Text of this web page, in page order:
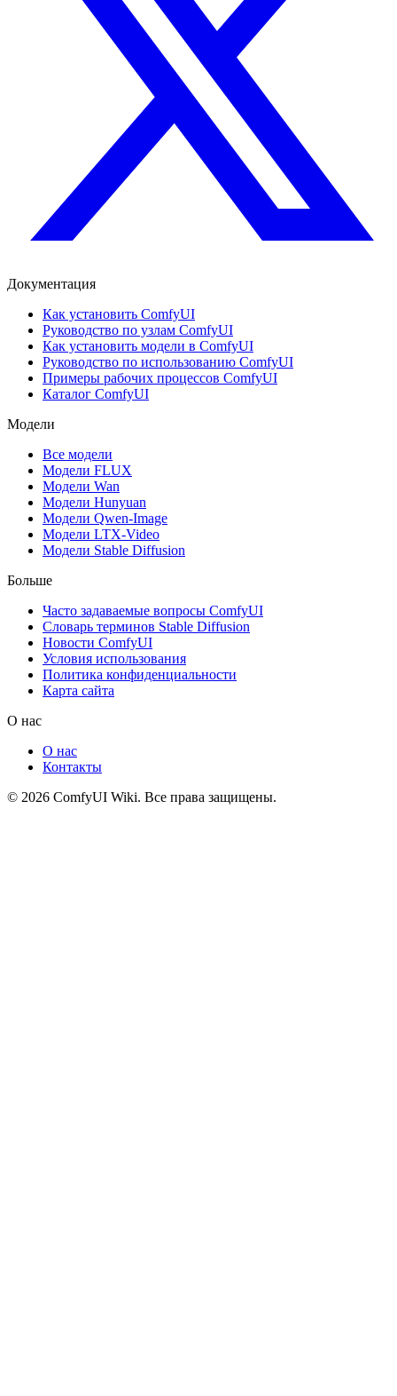
Документация
Как установить ComfyUI
Руководство по узлам ComfyUI
Как установить модели в ComfyUI
Руководство по использованию ComfyUI
Примеры рабочих процессов ComfyUI
Каталог ComfyUI
Модели
Все модели
Модели FLUX
Модели Wan
Модели Hunyuan
Модели Qwen-Image
Модели LTX-Video
Модели Stable Diffusion
Больше
Часто задаваемые вопросы ComfyUI
Словарь терминов Stable Diffusion
Новости ComfyUI
Условия использования
Политика конфиденциальности
Карта сайта
О нас
О нас
Контакты
© 2026 ComfyUI Wiki. Все права защищены.